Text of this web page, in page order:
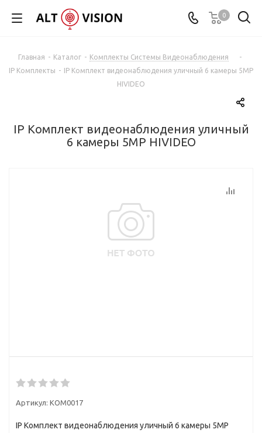
0
Главная - Каталог - Комплекты Системы Видеонаблюдения
-
IP Комплекты - IP Комплект видеонаблюдения уличный 6 камеры 5МР
HIVIDEO
IP Комплект видеонаблюдения уличный
6 камеры 5МР HIVIDEO
Артикул: KOM0017
IP Комплект видеонаблюдения уличный 6 камеры 5МР